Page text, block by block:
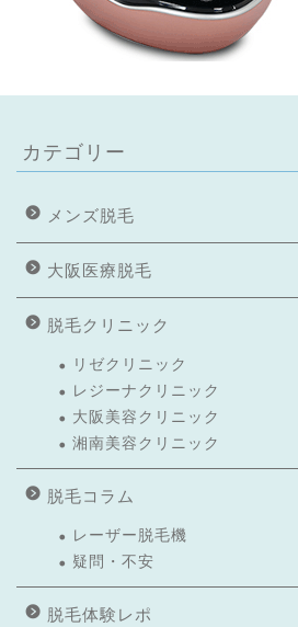
カテゴリー
メンズ脱毛
大阪医療脱毛
脱毛クリニック
リゼクリニック
レジーナクリニック
大阪美容クリニック
湘南美容クリニック
脱毛コラム
レーザー脱毛機
疑問・不安
脱毛体験レポ